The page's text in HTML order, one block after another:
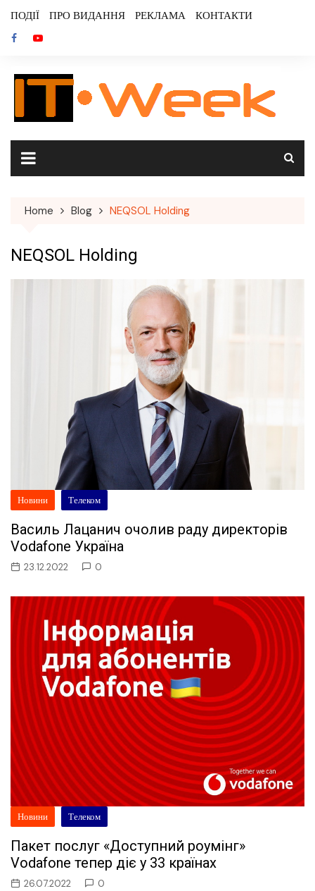
content
ПОДІЇ ПРО ВИДАННЯ РЕКЛАМА КОНТАКТИ
Home Blog NEQSOL Holding
NEQSOL Holding
Новини Телеком
Василь Лацанич очолив раду директорів
Vodafone Україна
23.12.2022 0
Новини Телеком
Пакет послуг «Доступний роумінг»
Vodafone тепер діє у 33 країнах
26.07.2022 0